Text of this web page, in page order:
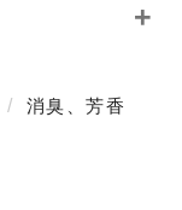
消臭、芳香